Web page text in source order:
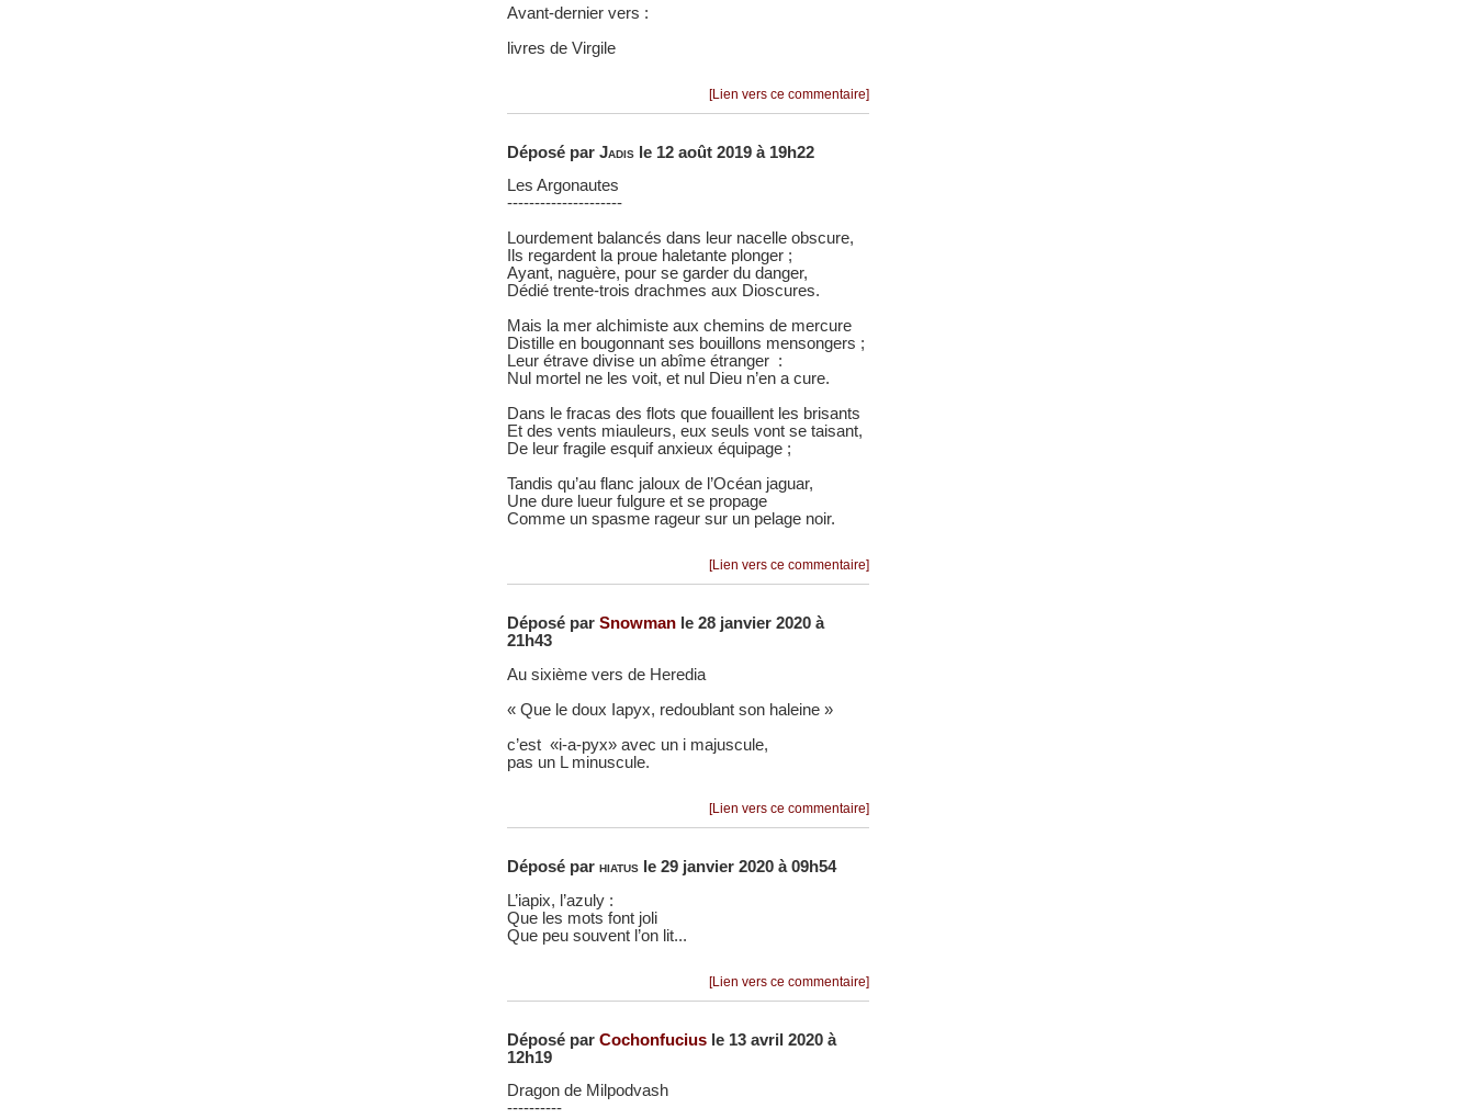
Avant-dernier vers :
livres de Virgile
[Lien vers ce commentaire]
Déposé par Jadis le 12 août 2019 à 19h22
Les Argonautes
---------------------
Lourdement balancés dans leur nacelle obscure,
Ils regardent la proue haletante plonger ;
Ayant, naguère, pour se garder du danger,
Dédié trente-trois drachmes aux Dioscures.
Mais la mer alchimiste aux chemins de mercure
Distille en bougonnant ses bouillons mensongers ;
Leur étrave divise un abîme étranger :
Nul mortel ne les voit, et nul Dieu n’en a cure.
Dans le fracas des flots que fouaillent les brisants
Et des vents miauleurs, eux seuls vont se taisant,
De leur fragile esquif anxieux équipage ;
Tandis qu’au flanc jaloux de l’Océan jaguar,
Une dure lueur fulgure et se propage
Comme un spasme rageur sur un pelage noir.
[Lien vers ce commentaire]
Déposé par Snowman le 28 janvier 2020 à
21h43
Au sixième vers de Heredia
« Que le doux Iapyx, redoublant son haleine »
c’est «i-a-pyx» avec un i majuscule,
pas un L minuscule.
[Lien vers ce commentaire]
Déposé par hiatus le 29 janvier 2020 à 09h54
L’iapix, l’azuly :
Que les mots font joli
Que peu souvent l’on lit...
[Lien vers ce commentaire]
Déposé par Cochonfucius le 13 avril 2020 à
12h19
Dragon de Milpodvash
----------